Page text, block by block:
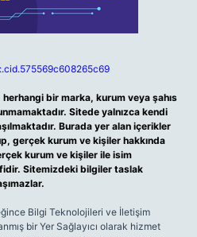
bir marka, kurum veya şahıs
Sitede yalnızca kendi
Burada yer alan içerikler
gerçek kurum ve kişiler hakkında
kurum ve kişiler ile isim
Sitemizdeki bilgiler taslak
Bilgi Teknolojileri ve İletişim
bir Yer Sağlayıcı olarak hizmet